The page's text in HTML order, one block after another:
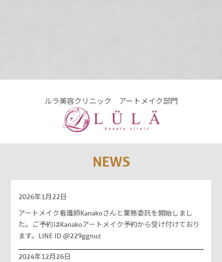
ルラ美容クリニック アートメイク部門
NEWS
2026年1月22日
アートメイク看護師Kanakoさんと業務委託を開始しまし
た。ご予約はKanakoアートメイク予約から受け付けており
ます。LINE ID @229ggnuz
2024年12月26日